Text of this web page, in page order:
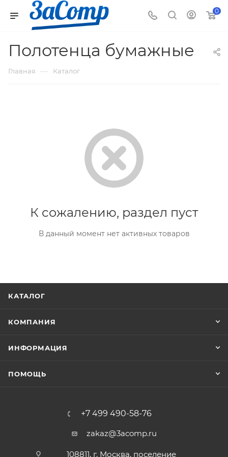
0
Полотенца бумажные
Главная — Каталог
К сожалению, раздел пуст
В данный момент нет активных товаров
КАТАЛОГ
КОМПАНИЯ
ИНФОРМАЦИЯ
ПОМОЩЬ
+7 499 490-58-76
zakaz@3acomp.ru
108811, г. Москва, поселение